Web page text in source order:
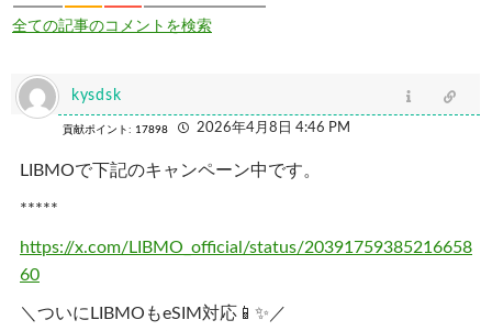
全ての記事のコメントを検索
kysdsk
貢献ポイント: 17898 2026年4月8日 4:46 PM
LIBMOで下記のキャンペーン中です。
*****
https://x.com/LIBMO_official/status/20391759385216658
60
＼ついにLIBMOもeSIM対応📱✨／